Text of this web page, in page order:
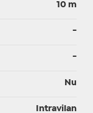
10 m
-
-
Nu
Intravilan